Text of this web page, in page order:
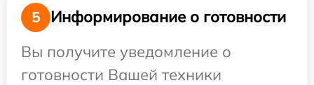
5
Информирование о готовности
Вы получите уведомление о
готовности Вашей техники